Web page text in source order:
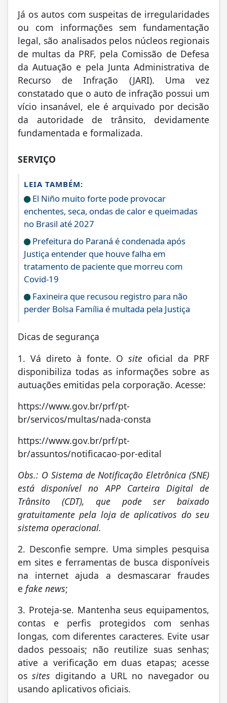
Já os autos com suspeitas de irregularidades
ou com informações sem fundamentação
legal, são analisados pelos núcleos regionais
de multas da PRF, pela Comissão de Defesa
da Autuação e pela Junta Administrativa de
Recurso de Infração (JARI). Uma vez
constatado que o auto de infração possui um
vício insanável, ele é arquivado por decisão
da autoridade de trânsito, devidamente
fundamentada e formalizada.
SERVIÇO
LEIA TAMBÉM:
El Niño muito forte pode provocar
enchentes, seca, ondas de calor e queimadas
no Brasil até 2027
Prefeitura do Paraná é condenada após
Justiça entender que houve falha em
tratamento de paciente que morreu com
Covid-19
Faxineira que recusou registro para não
perder Bolsa Família é multada pela Justiça
Dicas de segurança
1. Vá direto à fonte. Osite oficial da PRF
disponibiliza todas as informações sobre as
autuações emitidas pela corporação. Acesse:
https://www.gov.br/prf/pt-
br/servicos/multas/nada-consta
https://www.gov.br/prf/pt-
br/assuntos/notificacao-por-edital
Obs.: O Sistema de Notificação Eletrônica (SNE)
está disponível no APP Carteira Digital de
Trânsito (CDT), que pode ser baixado
gratuitamente pela loja de aplicativos do seu
sistema operacional.
2. Desconfie sempre. Uma simples pesquisa
em sites e ferramentas de busca disponíveis
na internet ajuda a desmascarar fraudes
e fake news;
3. Proteja-se. Mantenha seus equipamentos,
contas e perfis protegidos com senhas
longas, com diferentes caracteres. Evite usar
dados pessoais; não reutilize suas senhas;
ative a verificação em duas etapas; acesse
ossites digitando a URL no navegador ou
usando aplicativos oficiais.